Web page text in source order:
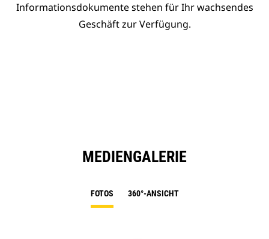
Informationsdokumente stehen für Ihr wachsendes
Geschäft zur Verfügung.
MEDIENGALERIE
FOTOS 360°-ANSICHT